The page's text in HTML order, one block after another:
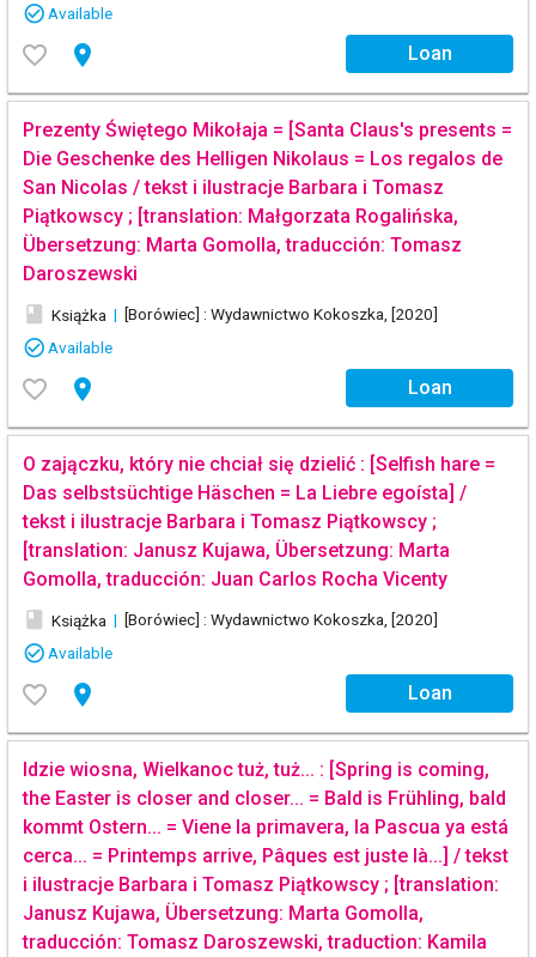
check_circle_outlineAvailable
favorite_border place Loan
Prezenty Świętego Mikołaja = [Santa Claus's presents =
Die Geschenke des Helligen Nikolaus = Los regalos de
San Nicolas / tekst i ilustracje Barbara i Tomasz
Piątkowscy ; [translation: Małgorzata Rogalińska,
Übersetzung: Marta Gomolla, traducción: Tomasz
Daroszewski
book Książka | [Borówiec] : Wydawnictwo Kokoszka, [2020]
check_circle_outlineAvailable
favorite_border place Loan
O zajączku, który nie chciał się dzielić : [Selfish hare =
Das selbstsüchtige Häschen = La Liebre egoísta] /
tekst i ilustracje Barbara i Tomasz Piątkowscy ;
[translation: Janusz Kujawa, Übersetzung: Marta
Gomolla, traducción: Juan Carlos Rocha Vicenty
book Książka | [Borówiec] : Wydawnictwo Kokoszka, [2020]
check_circle_outlineAvailable
favorite_border place Loan
Idzie wiosna, Wielkanoc tuż, tuż... : [Spring is coming,
the Easter is closer and closer... = Bald is Frühling, bald
kommt Ostern... = Viene la primavera, la Pascua ya está
cerca... = Printemps arrive, Pâques est juste là...] / tekst
i ilustracje Barbara i Tomasz Piątkowscy ; [translation:
Janusz Kujawa, Übersetzung: Marta Gomolla,
traducción: Tomasz Daroszewski, traduction: Kamila